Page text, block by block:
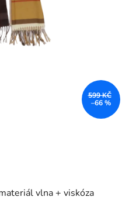
vlna + viskóza
599 KČ
–66 %